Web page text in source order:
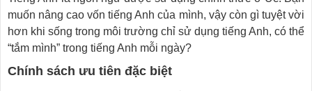
muốn nâng cao vốn tiếng Anh của mình, vậy còn gì tuyệt vời
hơn khi sống trong môi trường chỉ sử dụng tiếng Anh, có thể
“tắm mình” trong tiếng Anh mỗi ngày?
Chính sách ưu tiên đặc biệt